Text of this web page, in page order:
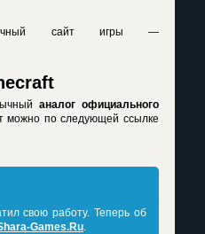
сайт игры —
аналог официального
можно по следующей ссылке
свою работу. Теперь об
Games.Ru.